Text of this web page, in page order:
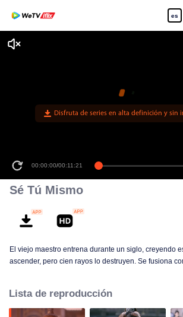
es
Disfruta de series en alta definición y sin
00:00:00/00:11:21
Sé Tú Mismo
El viejo maestro entrena durante un siglo, creyendo
ascender, pero cien rayos lo destruyen. Se fusiona
extraordinario.
Lista de reproducción